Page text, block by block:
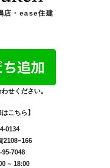
店・ease住建
せください。
こちら】
0134
2108−166
7048
~ 18:00